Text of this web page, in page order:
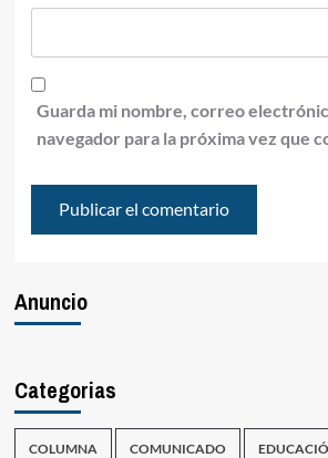
Guarda mi nombre, correo
navegador para la próxima vez que
Anuncio
Categorias
COLUMNA COMUNICADO